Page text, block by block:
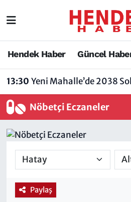
Hendek Haber Güncel
13:30 Yeni Mahalle’de 2038
Nöbetçi Eczaneler
Paylaş
Hendek Haber
Nöbetçi Eczaneler
Vefat Edenler
Hendek Haber
Sakarya
Hakkında
Hendek Haber Reklam
Künye
Sakarya Nöbetçi
Sakarya Trafik Yoğunluk
Süper Lig Puan Durumu
Tüm Manşetler
Son Dakika Haberleri
Haber Arşivi